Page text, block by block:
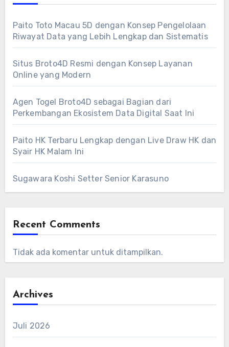
Paito Toto Macau 5D dengan Konsep Pengelolaan
Riwayat Data yang Lebih Lengkap dan Sistematis
Situs Broto4D Resmi dengan Konsep Layanan
Online yang Modern
Agen Togel Broto4D sebagai Bagian dari
Perkembangan Ekosistem Data Digital Saat Ini
Paito HK Terbaru Lengkap dengan Live Draw HK dan
Syair HK Malam Ini
Sugawara Koshi Setter Senior Karasuno
Recent Comments
Tidak ada komentar untuk ditampilkan.
Archives
Juli 2026